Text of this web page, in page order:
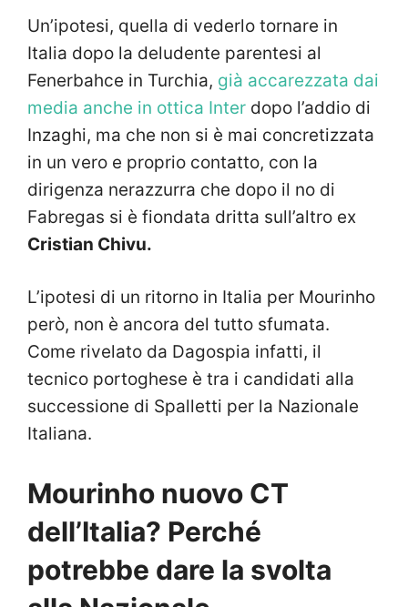
Un’ipotesi, quella di vederlo tornare in
Italia dopo la deludente parentesi al
Fenerbahce in Turchia, già accarezzata dai
media anche in ottica Inter dopo l’addio di
Inzaghi, ma che non si è mai concretizzata
in un vero e proprio contatto, con la
dirigenza nerazzurra che dopo il no di
Fabregas si è fiondata dritta sull’altro ex
Cristian Chivu.
L’ipotesi di un ritorno in Italia per Mourinho
però, non è ancora del tutto sfumata.
Come rivelato da Dagospia infatti, il
tecnico portoghese è tra i candidati alla
successione di Spalletti per la Nazionale
Italiana.
Mourinho nuovo CT
dell’Italia? Perché
potrebbe dare la svolta